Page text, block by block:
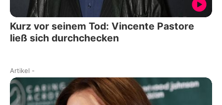
Kurz vor seinem Tod: Vincente Pastore
ließ sich durchchecken
Artikel -